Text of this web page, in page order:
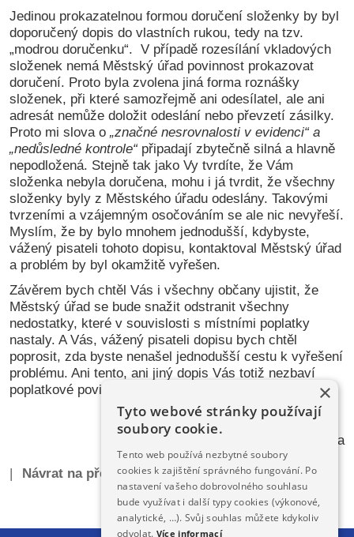
Jedinou prokazatelnou formou doručení složenky by byl
doporučený dopis do vlastních rukou, tedy na tzv.
„modrou doručenku“. V případě rozesílání vkladových
složenek nemá Městský úřad povinnost prokazovat
doručení. Proto byla zvolena jiná forma roznášky
složenek, při které samozřejmě ani odesílatel, ale ani
adresát nemůže doložit odeslání nebo převzetí zásilky.
Proto mi slova o„značné nesrovnalosti v evidenci“ a
„nedůsledné kontrole“ připadají zbytečně silná a hlavně
nepodložená. Stejně tak jako Vy tvrdíte, že Vám
složenka nebyla doručena, mohu i já tvrdit, že všechny
složenky byly z Městského úřadu odeslány. Takovými
tvrzeními a vzájemným osočováním se ale nic nevyřeší.
Myslím, že by bylo mnohem jednodušší, kdybyste,
vážený pisateli tohoto dopisu, kontaktoval Městský úřad
a problém by byl okamžitě vyřešen.
Závěrem bych chtěl Vás i všechny občany ujistit, že
Městský úřad se bude snažit odstranit všechny
nedostatky, které v souvislosti s místními poplatky
nastaly. A Vás, vážený pisateli dopisu bych chtěl
poprosit, zda byste nenašel jednodušší cestu k vyřešení
problému. Ani tento, ani jiný dopis Vás totiž nezbaví
poplatkové povinnosti dané vyhláškou.
Mgr. Michal Linhart, starosta města
| Návrat na předchozí stránku |
×
Tyto webové stránky používají
soubory cookie.
Tento web používá nezbytné soubory
cookies k zajištění správného fungování. Po
nastavení vašeho dobrovolného souhlasu
bude využívat i další typy cookies (výkonové,
analytické, …). Svůj souhlas můžete kdykoliv
odvolat. Více informací